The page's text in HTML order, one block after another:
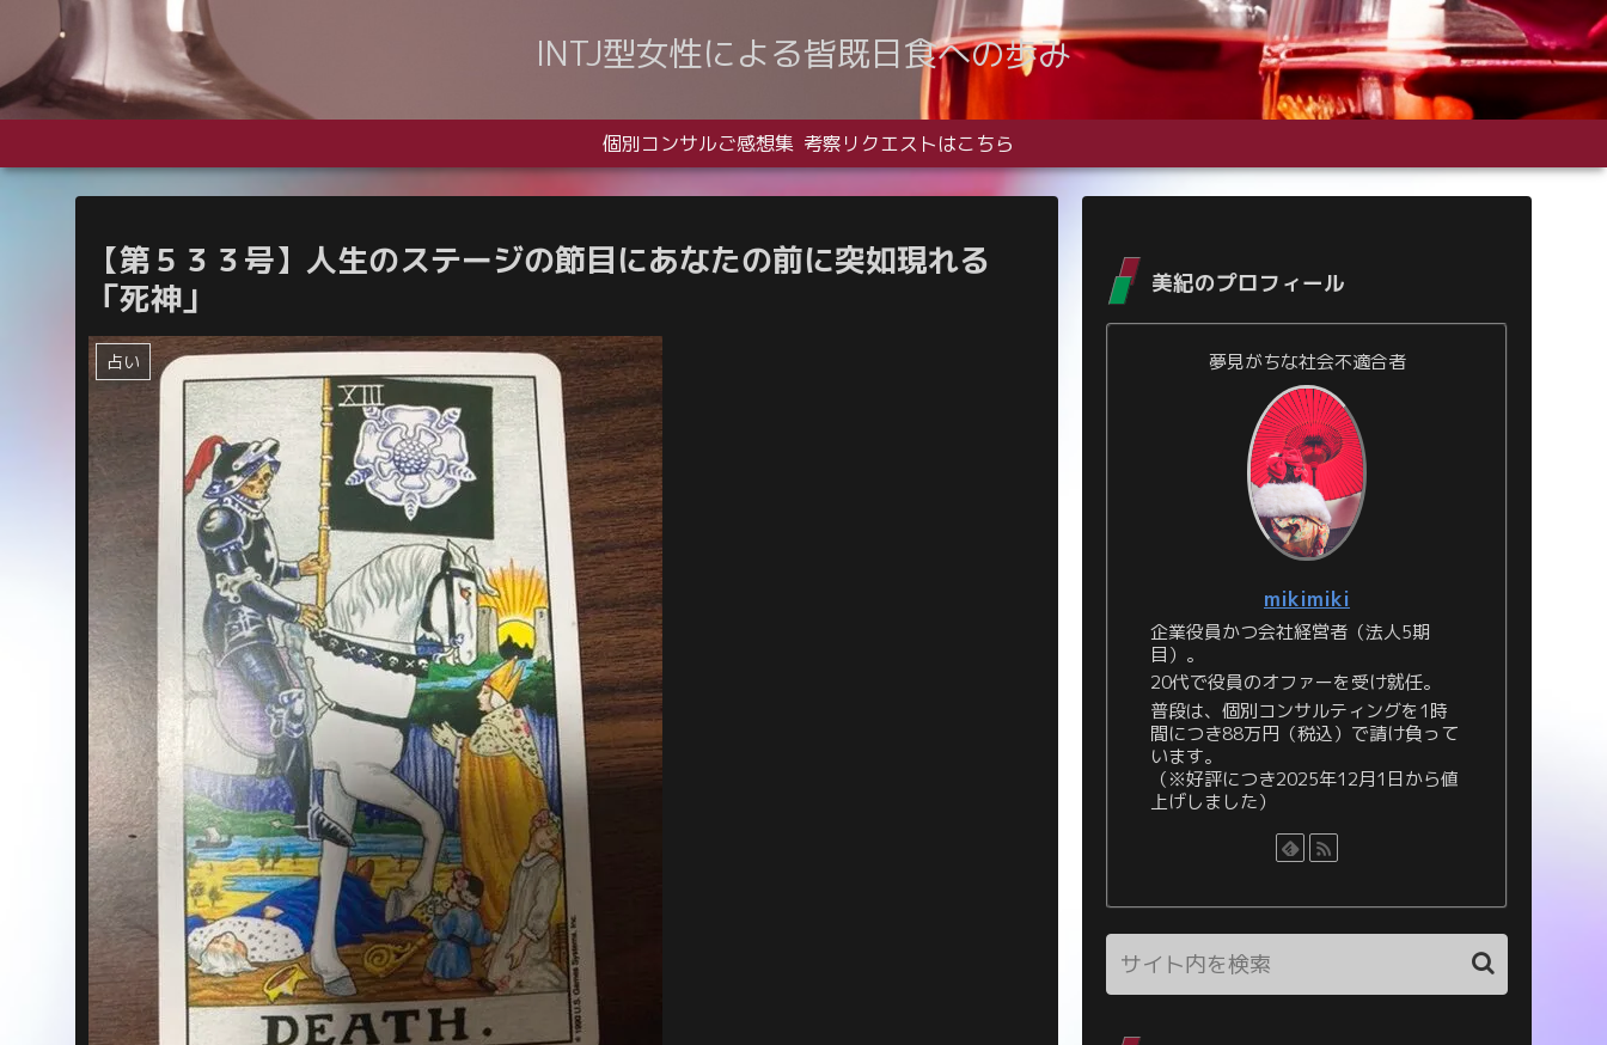
INTJ型女性による皆既日食への歩み
個別コンサルご感想集 考察リクエストはこちら
【第５３３号】人生のステージの節目にあなたの前に突如現れる
「死神」
占い
美紀のプロフィール
夢見がちな社会不適合者
mikimiki
企業役員かつ会社経営者（法人5期
目）。
20代で役員のオファーを受け就任。
普段は、個別コンサルティングを1時
間につき88万円（税込）で請け負って
います。
（※好評につき2025年12月1日から値
上げしました）